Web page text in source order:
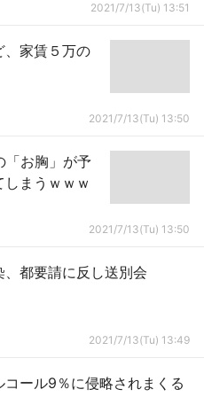
2021/7/13(Tu) 13:51
、家賃５万の
2021/7/13(Tu) 13:50
「お胸」が予
まうｗｗｗ
2021/7/13(Tu) 13:50
、都要請に反し送別会
2021/7/13(Tu) 13:49
ール9％に侵略されまくる